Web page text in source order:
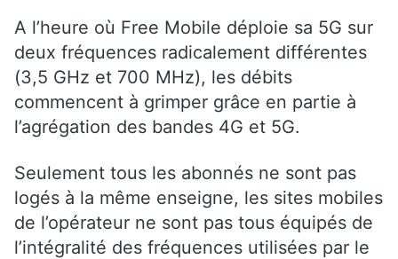
A l’heure où Free Mobile déploie sa 5G sur
deux fréquences radicalement différentes
(3,5 GHz et 700 MHz), les débits
commencent à grimper grâce en partie à
l’agrégation des bandes 4G et 5G.
Seulement tous les abonnés ne sont pas
logés à la même enseigne, les sites mobiles
de l’opérateur ne sont pas tous équipés de
l’intégralité des fréquences utilisées par le